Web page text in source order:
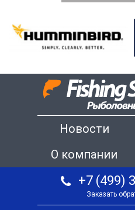
Новости
О компании
+7 (499)
Заказать